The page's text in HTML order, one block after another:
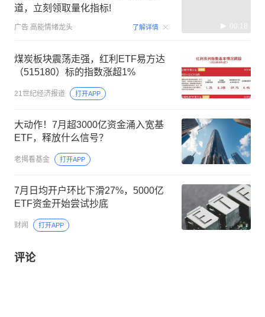
道，立刻领取量化指标!
广告 高能情绪龙头 了解详情 00:18
煤炭板块震荡走强，红利ETF易方达
（515180）标的指数涨超1%
21世纪经济报道 打开APP
大动作！7月超3000亿资金涌入宽基
ETF，释放什么信号？
老揭看基金 打开APP
7月日均开户环比下滑27%，5000亿
ETF资金开始尝试抄底
财闻 打开APP
评论